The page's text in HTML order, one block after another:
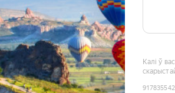
Калі ў